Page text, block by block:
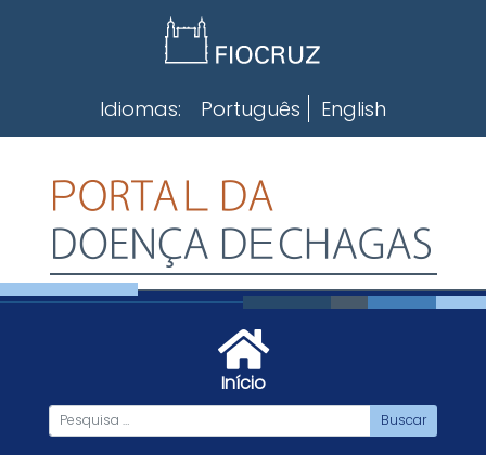
Idiomas: Português English
Início